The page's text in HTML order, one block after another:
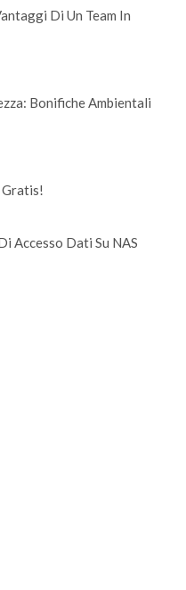
Di Un Team In
Bonifiche Ambientali
Gratis!
Accesso Dati Su NAS